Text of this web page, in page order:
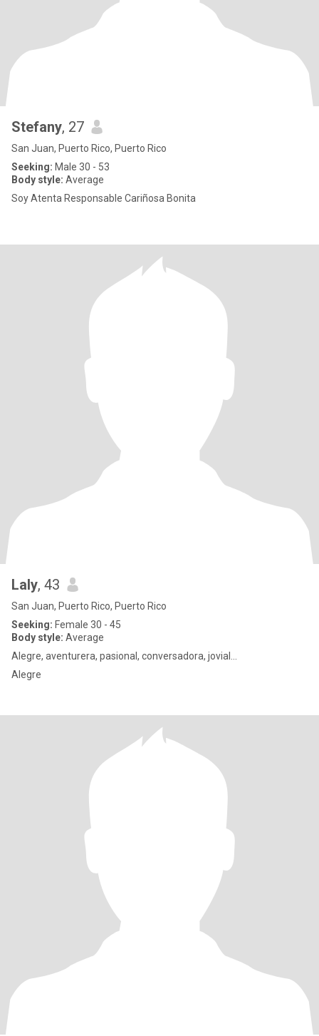
Stefany, 27
San Juan, Puerto Rico, Puerto Rico
Seeking: Male 30 - 53
Body style: Average
Soy Atenta Responsable Cariñosa Bonita
Laly, 43
San Juan, Puerto Rico, Puerto Rico
Seeking: Female 30 - 45
Body style: Average
Alegre, aventurera, pasional, conversadora, jovial...
Alegre